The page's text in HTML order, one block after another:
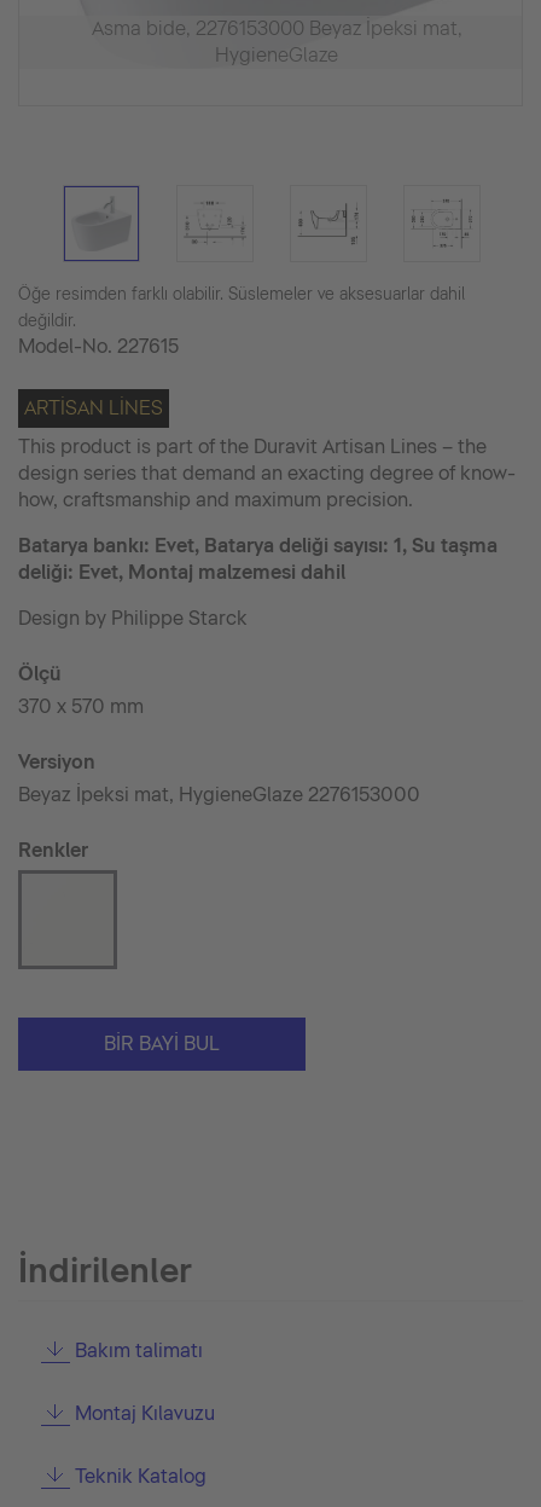
Asma bide, 2276153000 Beyaz İpeksi mat,
HygieneGlaze
Öğe resimden farklı olabilir. Süslemeler ve aksesuarlar dahil
değildir.
Model-No. 227615
ARTISAN LINES
This product is part of the Duravit Artisan Lines – the
design series that demand an exacting degree of know-
how, craftsmanship and maximum precision.
Batarya bankı: Evet, Batarya deliği sayısı: 1, Su taşma
deliği: Evet, Montaj malzemesi dahil
Design by Philippe Starck
Ölçü
370 x 570 mm
Versiyon
Beyaz İpeksi mat, HygieneGlaze 2276153000
Renkler
BIR BAYI BUL
İndirilenler
Bakım talimatı
Montaj Kılavuzu
Teknik Katalog